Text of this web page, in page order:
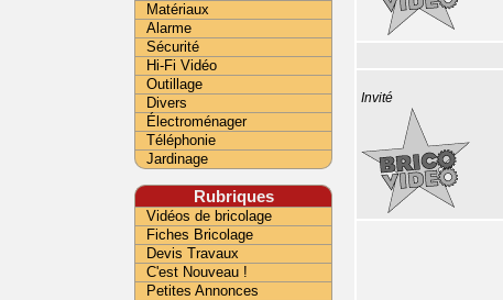
Invité
Matériaux
Alarme
Sécurité
Hi-Fi Vidéo
Outillage
Divers
Électroménager
Téléphonie
Jardinage
Rubriques
Vidéos de bricolage
Fiches Bricolage
Devis Travaux
C'est Nouveau !
Petites Annonces